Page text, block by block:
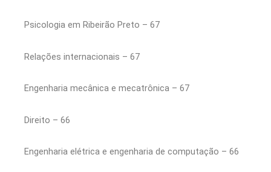
Psicologia em Ribeirão Preto – 67
Relações internacionais – 67
Engenharia mecânica e mecatrônica – 67
Direito – 66
Engenharia elétrica e engenharia de computação – 66